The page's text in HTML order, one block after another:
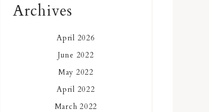
Sidebar
Archives
April 2026
June 2022
May 2022
April 2022
March 2022